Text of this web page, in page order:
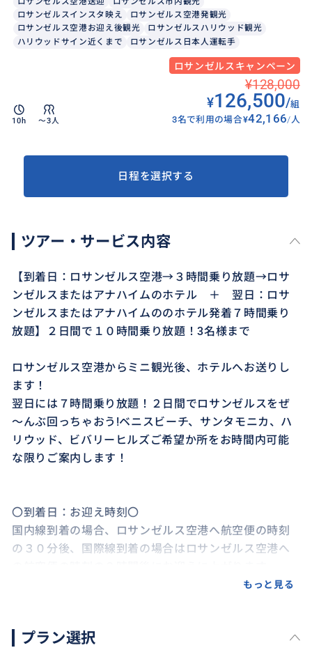
ロサンゼルスインスタ映え
ロサンゼルス空港発観光
ロサンゼルス空港お迎え後観光
ロサンゼルスハリウッド観光
ハリウッドサイン近くまで
ロサンゼルス日本人運転手
ロサンゼルスキャンペーン
10h 〜3人
¥128,000
¥126,500/組
3名で利用の場合¥42,166/人
日程を選択する
ツアー・サービス内容
【到着日：ロサンゼルス空港→３時間乗り放題→ロサ
ンゼルスまたはアナハイムのホテル ＋ 翌日：ロサ
ンゼルスまたはアナハイムののホテル発着７時間乗り
放題】２日間で１０時間乗り放題！3名様まで
ロサンゼルス空港からミニ観光後、ホテルへお送りし
ます！
翌日には７時間乗り放題！２日間でロサンゼルスをぜ
～んぶ回っちゃおう!ベニスビーチ、サンタモニカ、ハ
リウッド、ビバリーヒルズご希望か所をお時間内可能
な限りご案内します！
〇到着日：お迎え時刻〇
国内線到着の場合、ロサンゼルス空港へ航空便の時刻
の３０分後、国際線到着の場合はロサンゼルス空港へ
で、お申込み時にお迎えポイントの詳細をご案内申し
もっと見る
プラン選択